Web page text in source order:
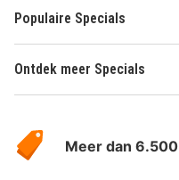
Populaire Specials
Ontdek meer Specials
HotelSpecials
Meer dan